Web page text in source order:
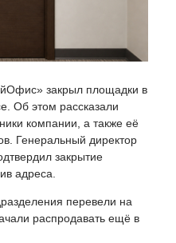
закрыл площадки в
Об этом рассказали
компании, а также её
Генеральный директор
закрытие
адреса.
перевели на
распродавать ещё в